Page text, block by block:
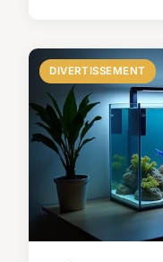
DIVERTISSEMENT